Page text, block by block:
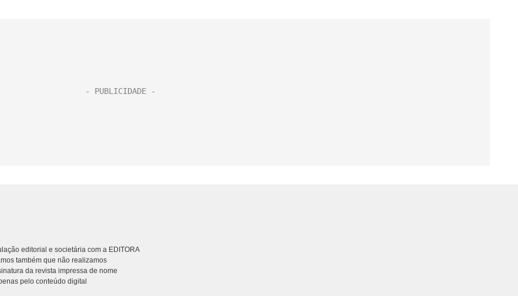
editorial e societária com a EDITORA
também que não realizamos
da revista impressa de nome
pelo conteúdo digital